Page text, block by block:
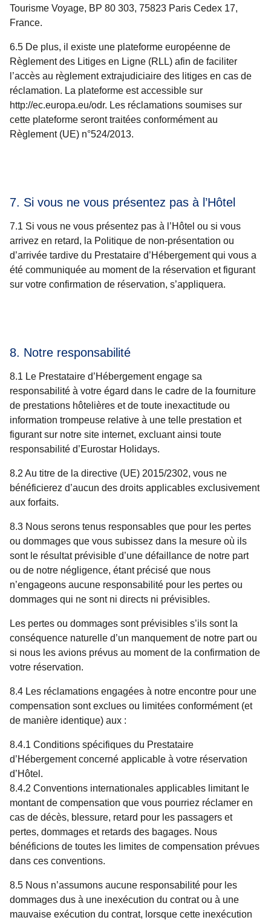
Tourisme Voyage, BP 80 303, 75823 Paris Cedex 17,
France.
6.5 De plus, il existe une plateforme européenne de
Règlement des Litiges en Ligne (RLL) afin de faciliter
l’accès au règlement extrajudiciaire des litiges en cas de
réclamation. La plateforme est accessible sur
http://ec.europa.eu/odr. Les réclamations soumises sur
cette plateforme seront traitées conformément au
Règlement (UE) n°524/2013.
7. Si vous ne vous présentez pas à l’Hôtel
7.1 Si vous ne vous présentez pas à l’Hôtel ou si vous
arrivez en retard, la Politique de non-présentation ou
d’arrivée tardive du Prestataire d’Hébergement qui vous a
été communiquée au moment de la réservation et figurant
sur votre confirmation de réservation, s’appliquera.
8. Notre responsabilité
8.1 Le Prestataire d’Hébergement engage sa
responsabilité à votre égard dans le cadre de la fourniture
de prestations hôtelières et de toute inexactitude ou
information trompeuse relative à une telle prestation et
figurant sur notre site internet, excluant ainsi toute
responsabilité d’Eurostar Holidays.
8.2 Au titre de la directive (UE) 2015/2302, vous ne
bénéficierez d’aucun des droits applicables exclusivement
aux forfaits.
8.3 Nous serons tenus responsables que pour les pertes
ou dommages que vous subissez dans la mesure où ils
sont le résultat prévisible d’une défaillance de notre part
ou de notre négligence, étant précisé que nous
n’engageons aucune responsabilité pour les pertes ou
dommages qui ne sont ni directs ni prévisibles.
Les pertes ou dommages sont prévisibles s’ils sont la
conséquence naturelle d’un manquement de notre part ou
si nous les avions prévus au moment de la confirmation de
votre réservation.
8.4 Les réclamations engagées à notre encontre pour une
compensation sont exclues ou limitées conformément (et
de manière identique) aux :
8.4.1 Conditions spécifiques du Prestataire
d’Hébergement concerné applicable à votre réservation
d’Hôtel.
8.4.2 Conventions internationales applicables limitant le
montant de compensation que vous pourriez réclamer en
cas de décès, blessure, retard pour les passagers et
pertes, dommages et retards des bagages. Nous
bénéficions de toutes les limites de compensation prévues
dans ces conventions.
8.5 Nous n’assumons aucune responsabilité pour les
dommages dus à une inexécution du contrat ou à une
mauvaise exécution du contrat, lorsque cette inexécution